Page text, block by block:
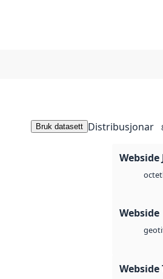
Bruk datasett Distribusjonar
Webside
octet
Webside
Webside